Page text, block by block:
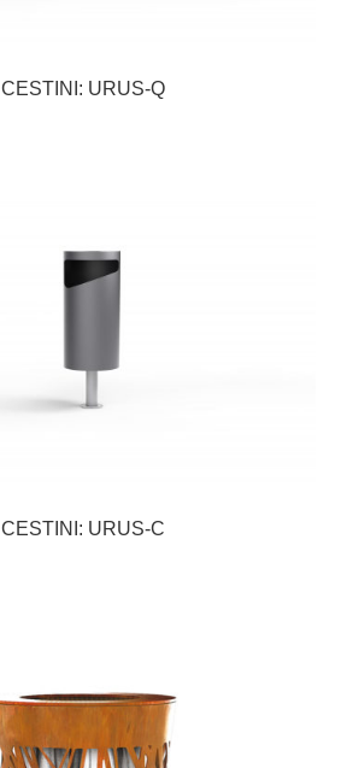
CESTINI: URUS-Q
CESTINI: URUS-C